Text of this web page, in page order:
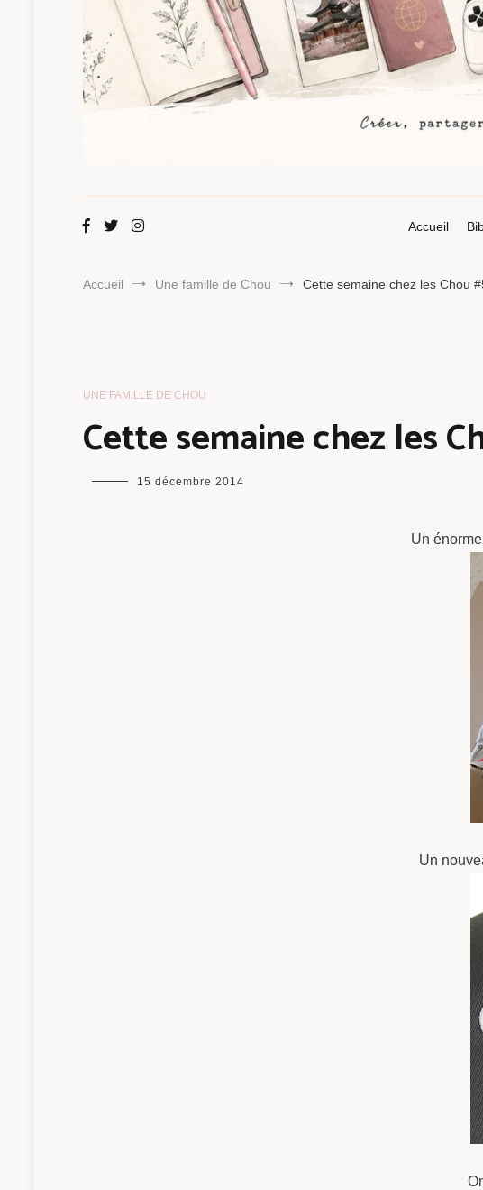
Maman Chou
Accueil
Accueil Une famille de Chou Cette semaine chez les Chou
UNE FAMILLE DE CHOU
Cette semaine chez les
maman
15 décembre 2014
Un
Un